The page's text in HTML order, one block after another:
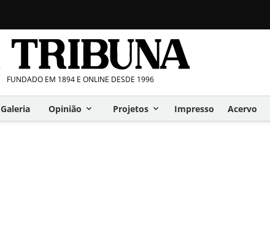
FUNDADO EM 1894 E ONLINE DESDE 1996
Galeria Opinião Projetos Impresso Acervo